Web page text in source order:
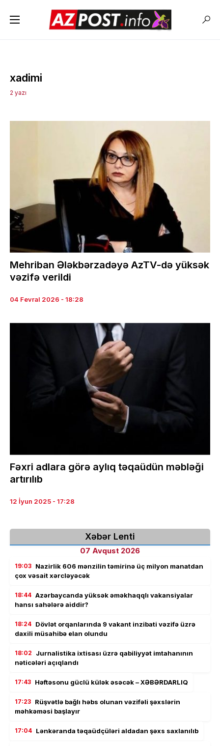
xadimi
2 yazı
Mehriban Ələkbərzadəyə AzTV-də yüksək
vəzifə verildi
04 Fevral 2026 - 18:28
Fəxri adlara görə aylıq təqaüdün məbləği
artırılıb
12 İyun 2025 - 17:28
Xəbər Lenti
07 Avqust 2026
19:03 Nazirlik 606 mənzilin təmirinə üç milyon manatdan
çox vəsait xərcləyəcək
18:44 Azərbaycanda yüksək əməkhaqqlı vakansiyalar
hansı sahələrə aiddir?
18:24 Dövlət orqanlarında 9 vakant inzibati vəzifə üzrə
daxili müsahibə elan olundu
18:02
Jurnalistika ixtisası üzrə qabiliyyət imtahanının
nəticələri açıqlandı
17:43 Həftəsonu güclü külək əsəcək – XƏBƏRDARLIQ
17:23 Rüşvətlə bağlı həbs olunan vəzifəli şəxslərin
məhkəməsi başlayır
17:04 Lənkəranda təqaüdçüləri aldadan şəxs saxlanılıb